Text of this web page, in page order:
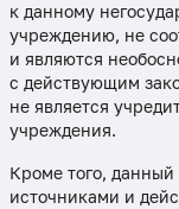
к данному
учреждению, не
и являются
с действующим
не является
учреждения.
Кроме того,
источниками и